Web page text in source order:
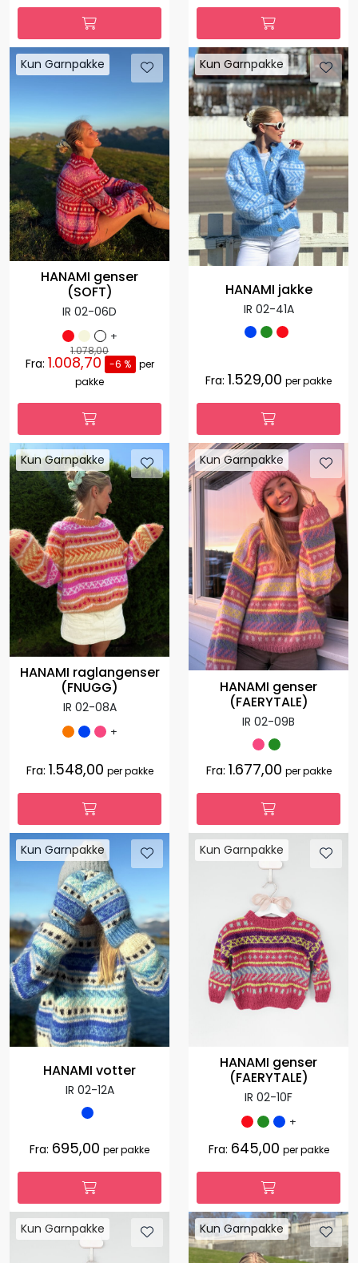
Kun Garnpakke
HANAMI genser
(SOFT)
IR 02-06D
+
1.078,00
Fra: 1.008,70 -6 %
per
pakke
Kun Garnpakke
HANAMI jakke
IR 02-41A
Fra: 1.529,00 per pakke
Kun Garnpakke
HANAMI raglangenser
(FNUGG)
IR 02-08A
+
Fra: 1.548,00 per pakke
Kun Garnpakke
HANAMI genser
(FAERYTALE)
IR 02-09B
Fra: 1.677,00 per pakke
Kun Garnpakke
HANAMI votter
IR 02-12A
Fra: 695,00 per pakke
Kun Garnpakke
HANAMI genser
(FAERYTALE)
IR 02-10F
+
Fra: 645,00 per pakke
Kun Garnpakke Kun Garnpakke